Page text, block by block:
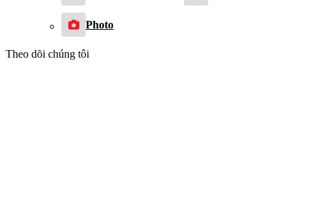
Photo
Theo dõi chúng tôi